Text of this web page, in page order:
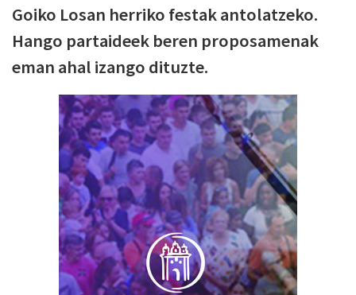
Goiko Losan herriko festak antolatzeko.
Hango partaideek beren proposamenak
eman ahal izango dituzte.